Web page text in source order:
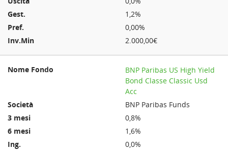
1,2%
0,00%
2.000,00€
BNP Paribas US High Yield
Bond Classe Classic Usd
Acc
BNP Paribas Funds
0,8%
1,6%
0,0%